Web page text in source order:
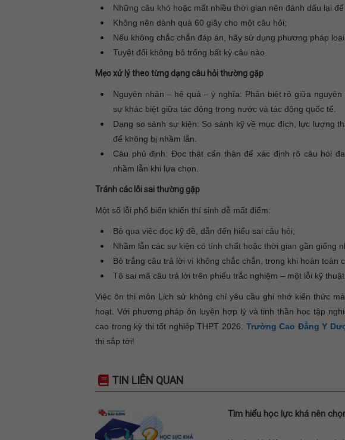
Những câu khó hoặc mất nhiều thời gian nên đánh dấu lại
Không nên dành quá 60 giây cho một câu hỏi;
Nếu không chắc chắn đáp án, hãy sử dụng phương pháp
Tuyệt đối không bỏ trống bất kỳ câu nào.
Mẹo xử lý theo từng dạng câu hỏi thường gặp
Nguyên nhân – hệ quả – ý nghĩa: Phân biệt rõ giữa
sự khác biệt giữa tác động trong nước và tác động quốc tế.
Dạng so sánh sự kiện: So sánh kỹ về mục đích, lực lượng
để không bị nhầm lẫn.
Câu phủ định: Đọc thật cẩn thận để xác định rõ câu hỏi
nhầm lẫn khi lựa chọn.
Tránh các lỗi sai thường gặp
Một số lỗi phổ biến khiến thí sinh dễ mất điểm:
Bỏ qua việc đọc kỹ đề, dẫn đến hiểu sai câu hỏi;
Nhầm lẫn các sự kiện có tính chất hoặc thời gian gần giống
Bỏ trắng câu trả lời vì không chắc chắn, trong khi hoàn toàn
Tô sai mã câu trả lời trên phiếu trắc nghiệm – một lỗi kỹ
Việc ôn thi môn Lịch sử không chỉ yêu cầu ghi nhớ kiến thức
hoạt. Với phương pháp ôn luyện hợp lý và tinh thần học tập
cao trong kỳ thi tốt nghiệp THPT 2026. Trường Cao Đẳng Y
thi sắp tới!
TIN LIÊN QUAN
Tìm hiểu học lực khá nên